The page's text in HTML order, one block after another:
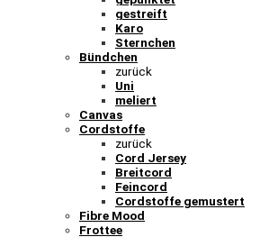
gestreift
Karo
Sternchen
Bündchen
zurück
Uni
meliert
Canvas
Cordstoffe
zurück
Cord Jersey
Breitcord
Feincord
Cordstoffe gemustert
Fibre Mood
Frottee